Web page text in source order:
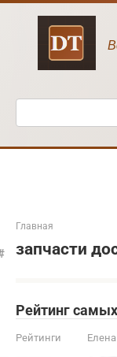
Перейти
Поиск:
Главная
запчасти
Рейтинг
Рейтинги